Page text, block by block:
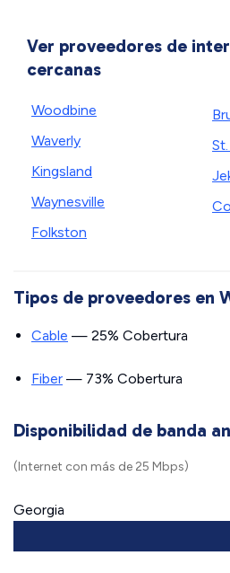
Ver proveedores de
cercanas
Woodbine
Waverly
Kingsland
Waynesville
Folkston
Tipos de proveedores en
Cable — 25% Cobertura
Fiber — 73% Cobertura
Disponibilidad de banda
(Internet con más de 25 Mbps)
Georgia